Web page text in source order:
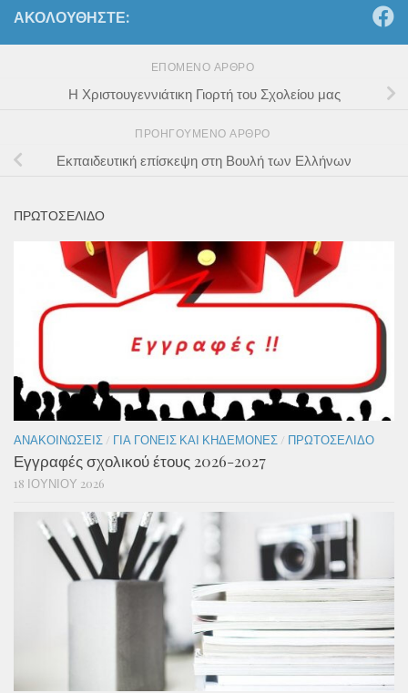
ΑΚΟΛΟΥΘΉΣΤΕ:
ΕΠΌΜΕΝΟ ΆΡΘΡΟ
Η Χριστουγεννιάτικη Γιορτή του Σχολείου μας
ΠΡΟΗΓΟΎΜΕΝΟ ΆΡΘΡΟ
Εκπαιδευτική επίσκεψη στη Βουλή των Ελλήνων
ΠΡΩΤΟΣΕΛΙΔΟ
ΑΝΑΚΟΙΝΏΣΕΙΣ / ΓΙΑ ΓΟΝΕΊΣ ΚΑΙ ΚΗΔΕΜΌΝΕΣ / ΠΡΩΤΟΣΈΛΙΔΟ
Εγγραφές σχολικού έτους 2026-2027
18 ΙΟΥΝΊΟΥ 2026